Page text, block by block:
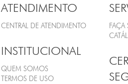
ATENDIMENTO
CENTRAL DE ATENDIMENTO
INSTITUCIONAL
QUEM SOMOS
TERMOS DE USO